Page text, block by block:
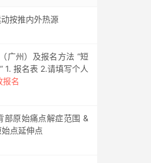
按推内外热源
广州）及报名方法 “短
1. 报名表 2.请填写个人
报名
部原始痛点解症范围 &
点延伸点